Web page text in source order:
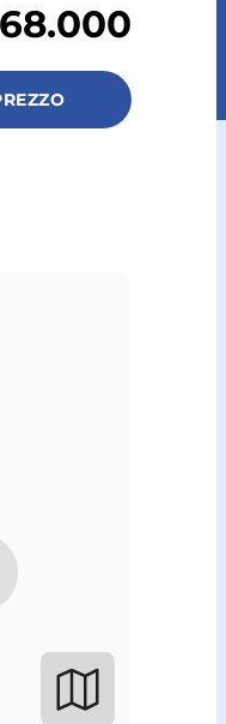
68.000